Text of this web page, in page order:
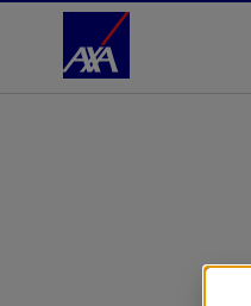
Accéder au Contenu